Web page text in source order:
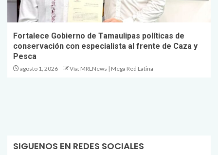
Fortalece Gobierno de Tamaulipas políticas de
conservación con especialista al frente de Caza y
Pesca
agosto 1, 2026 Vía: MRLNews | Mega Red Latina
SIGUENOS EN REDES SOCIALES